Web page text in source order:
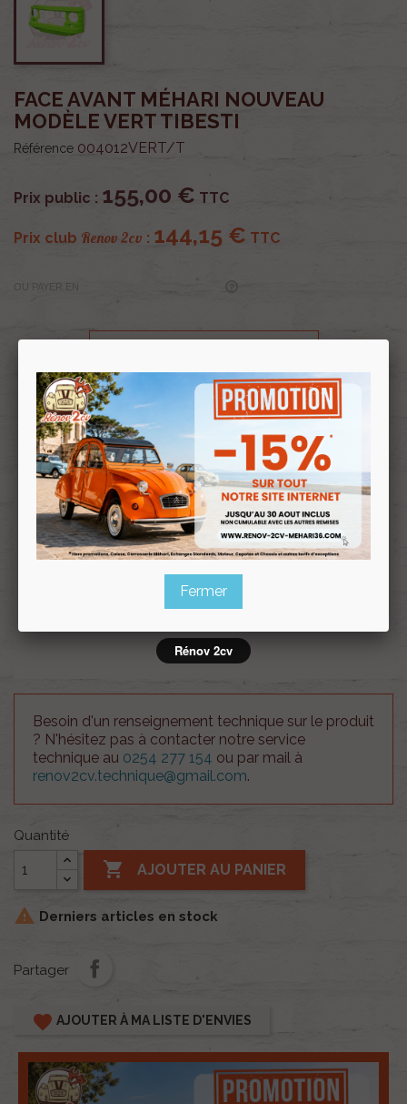
FACE AVANT MÉHARI NOUVEAU
MODÈLE VERT TIBESTI
Référence 004012VERT/T
Prix public : 155,00 € TTC
Prix club Renov 2cv : 144,15 € TTC
avec la Carte clubRenov 2cv
Souscrire
au club
Face avant Méhari nouveau modèle VERT TIBESTI
Attention !!, le coût des frais d'envois est à titre
cas de supplément en fonction du volume de votre
Besoin d'un renseignement technique sur le produit
? N'hésitez pas à contacter notre service
technique au 0254 277 154 ou par mail à
renov2cv.technique@gmail.com.
Quantité
 AJOUTER AU PANIER
 Derniers articles en stock
Partager
favorite AJOUTER À MA LISTE D'ENVIES
Fermer
Rénov 2cv